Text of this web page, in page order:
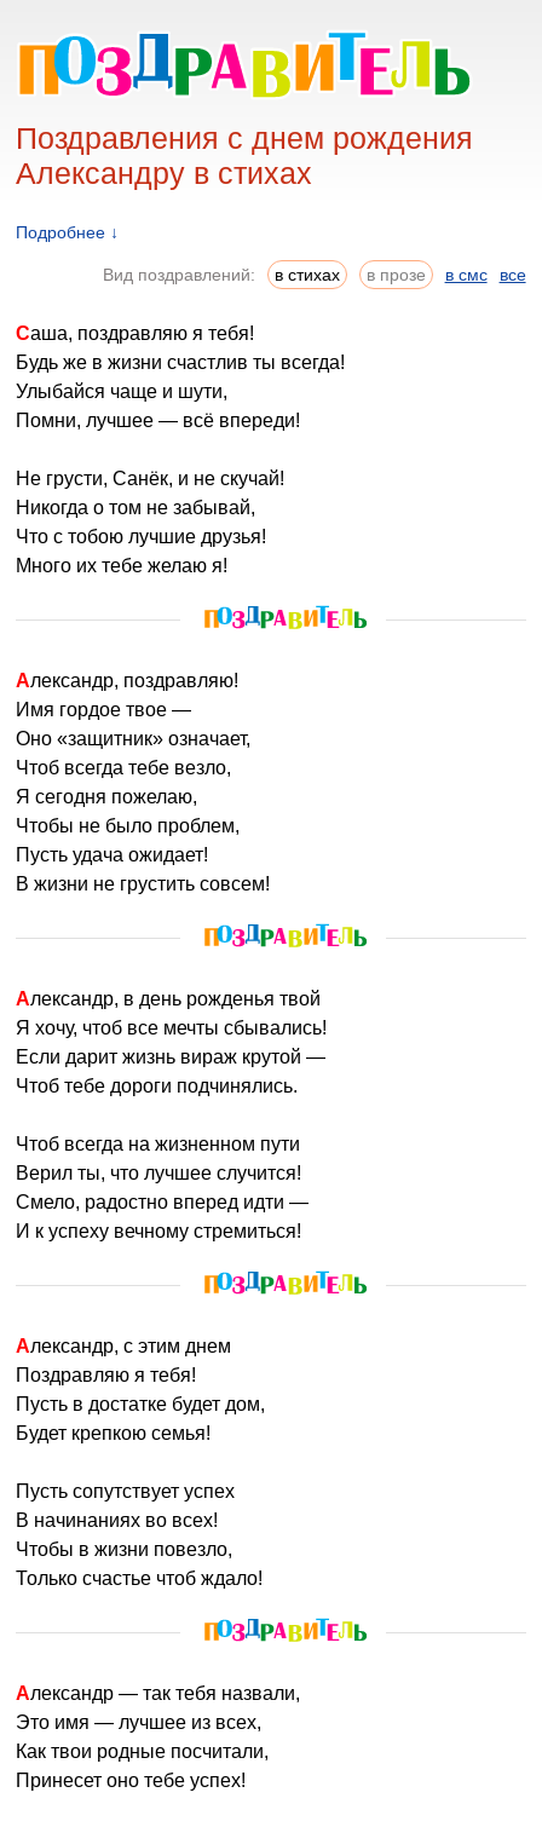
Поздравления с днем рождения
Александру в стихах
Подробнее ↓
Вид поздравлений: в стихах в прозе в смс все
Саша, поздравляю я тебя!
Будь же в жизни счастлив ты всегда!
Улыбайся чаще и шути,
Помни, лучшее — всё впереди!
Не грусти, Санёк, и не скучай!
Никогда о том не забывай,
Что с тобою лучшие друзья!
Много их тебе желаю я!
Александр, поздравляю!
Имя гордое твое —
Оно «защитник» означает,
Чтоб всегда тебе везло,
Я сегодня пожелаю,
Чтобы не было проблем,
Пусть удача ожидает!
В жизни не грустить совсем!
Александр, в день рожденья твой
Я хочу, чтоб все мечты сбывались!
Если дарит жизнь вираж крутой —
Чтоб тебе дороги подчинялись.
Чтоб всегда на жизненном пути
Верил ты, что лучшее случится!
Смело, радостно вперед идти —
И к успеху вечному стремиться!
Александр, с этим днем
Поздравляю я тебя!
Пусть в достатке будет дом,
Будет крепкою семья!
Пусть сопутствует успех
В начинаниях во всех!
Чтобы в жизни повезло,
Только счастье чтоб ждало!
Александр — так тебя назвали,
Это имя — лучшее из всех,
Как твои родные посчитали,
Принесет оно тебе успех!